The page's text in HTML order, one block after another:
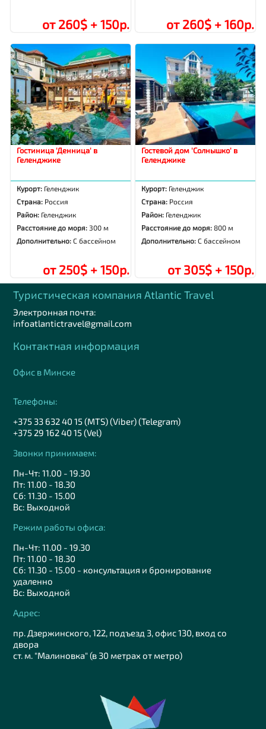
от 260$ + 150р. от 260$ + 160р.
Гостиница 'Денница' в
Геленджике
Курорт: Геленджик
Страна: Россия
Район: Геленджик
Расстояние до моря: 300 м
Дополнительно:С бассейном
от 250$ + 150р.
Гостевой дом 'Солнышко' в
Геленджике
Курорт: Геленджик
Страна: Россия
Район: Геленджик
Расстояние до моря:800 м
Дополнительно:С бассейном
от 305$ + 150р.
Туристическая компания Аtlantic Travel
Электронная почта:
infoatlantictravel@gmail.com
Контактная информация
Офис в Минске
Телефоны:
+375 33 632 40 15 (MTS) (Viber) (Telegram)
+375 29 162 40 15 (Vel)
Звонки принимаем:
Пн-Чт: 11.00 - 19.30
Пт: 11.00 - 18.30
Сб: 11.30 - 15.00
Вс: Выходной
Режим работы офиса:
Пн-Чт: 11.00 - 19.30
Пт: 11.00 - 18.30
Сб: 11.30 - 15.00 - консультация и бронирование
удаленно
Вс: Выходной
Адрес:
пр. Дзержинского, 122, подъезд 3, офис 130, вход со
двора
ст. м. "Малиновка" (в 30 метрах от метро)